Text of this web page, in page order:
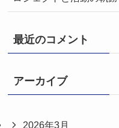
最近のコメント
アーカイブ
2026年3月